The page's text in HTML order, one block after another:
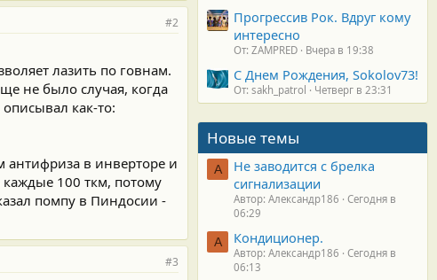
#2
лазить по говнам.
не было случая, когда
как-то:
антифриза в инверторе и
100 ткм, потому
помпу в Пиндосии -
#3
Прогрессив Рок. Вдруг кому
интересно
От: ZAMPRED Вчера в 19:38
С Днем Рождения, Sokolov73!
От: sakh_patrol Четверг в 23:31
Новые темы
А
Не заводится с брелка
сигнализации
Автор: Александр186
Сегодня в
06:29
А Кондиционер.
Автор: Александр186
Сегодня в
06:13